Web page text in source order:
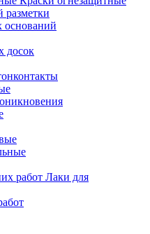
разметки
оснований
досок
Лаки для